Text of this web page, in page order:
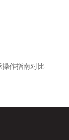
作指南对比